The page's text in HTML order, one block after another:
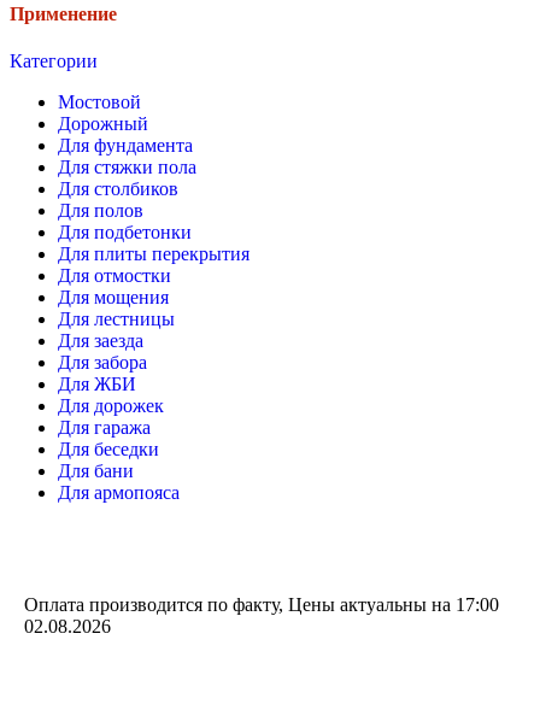
Применение
Категории
Мостовой
Дорожный
Для фундамента
Для стяжки пола
Для столбиков
Для полов
Для подбетонки
Для плиты перекрытия
Для отмостки
Для мощения
Для лестницы
Для заезда
Для забора
Для ЖБИ
Для дорожек
Для гаража
Для беседки
Для бани
Для армопояса
Оплата производится по факту, Цены актуальны на 17:00
02.08.2026